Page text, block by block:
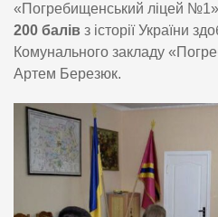
«Погребищенський ліцей
200 балів з історії України
Комунального закладу
Артем Березюк.